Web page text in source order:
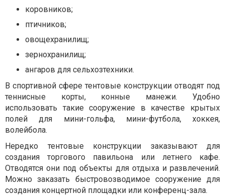
коровников;
птичников;
овощехранилищ;
зернохранилищ;
ангаров для сельхозтехники.
В спортивной сфере тентовые конструкции отводят под
теннисные корты, конные манежи. Удобно
использовать такие сооружение в качестве крытых
полей для мини-гольфа, мини-футбола, хоккея,
волейбола.
Нередко тентовые конструкции заказывают для
создания торгового павильона или летнего кафе.
Отводятся они под объекты для отдыха и развлечений.
Можно заказать быстровозводимое сооружение для
создания концертной площадки или конференц-зала.